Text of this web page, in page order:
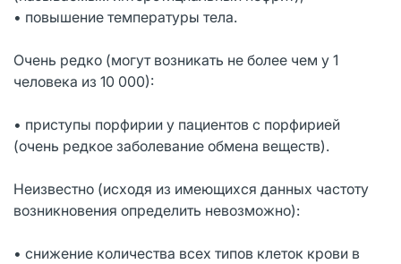
• повышение температуры тела.
Очень редко (могут возникать не более чем у 1
человека из 10 000):
• приступы порфирии у пациентов с порфирией
(очень редкое заболевание обмена веществ).
Неизвестно (исходя из имеющихся данных частоту
возникновения определить невозможно):
• снижение количества всех типов клеток крови в